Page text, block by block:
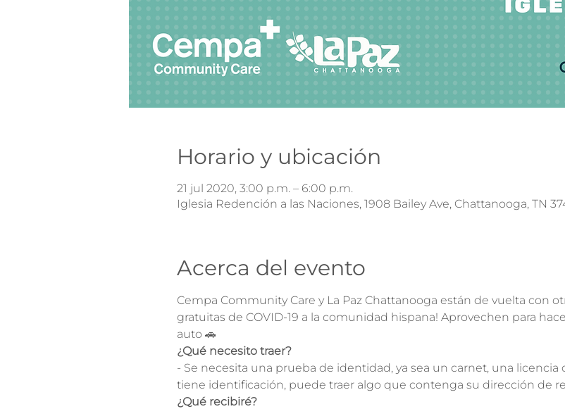
Horario y ubicación
21 jul 2020, 3:00 p.m. – 6:00 p.m.
Iglesia Redención a las Naciones, 1908 Bailey Ave, Chattanooga, TN
Acerca del evento
Cempa Community Care y La Paz Chattanooga están de vuelta con
gratuitas de COVID-19 a la comunidad hispana! Aprovechen para
auto 🚗
¿Qué necesito traer?
- Se necesita una prueba de identidad, ya sea un carnet, una
tiene identificación, puede traer algo que contenga su dirección de
¿Qué recibiré?